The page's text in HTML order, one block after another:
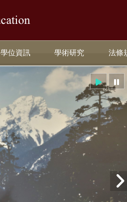
學位資訊 學術研究 法條